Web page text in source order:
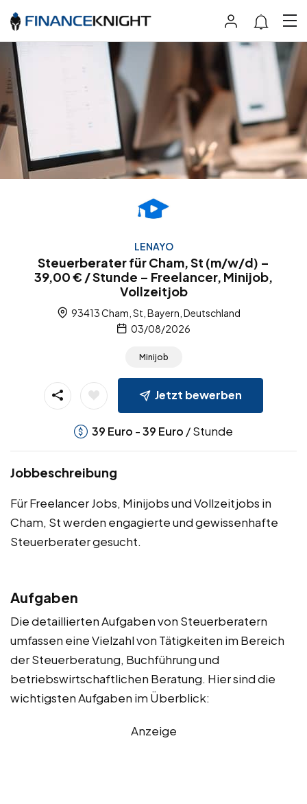
LENAYO
Steuerberater für Cham, St (m/w/d) –
39,00 € / Stunde – Freelancer, Minijob,
Vollzeitjob
93413 Cham, St, Bayern, Deutschland
03/08/2026
Minijob
Jetzt bewerben
39 Euro -39 Euro / Stunde
Jobbeschreibung
Für Freelancer Jobs, Minijobs und Vollzeitjobs in
Cham, St werden engagierte und gewissenhafte
Steuerberater gesucht.
Aufgaben
Die detaillierten Aufgaben von Steuerberatern
umfassen eine Vielzahl von Tätigkeiten im Bereich
der Steuerberatung, Buchführung und
betriebswirtschaftlichen Beratung. Hier sind die
wichtigsten Aufgaben im Überblick:
Anzeige